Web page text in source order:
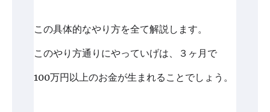
この具体的なやり方を全て解説します。
このやり方通りにやっていげは、３ヶ月で
100万円以上のお金が生まれることでしょう。